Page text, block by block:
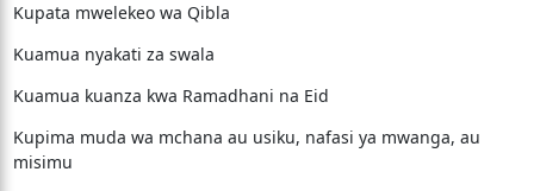
Kupata mwelekeo wa Qibla
Kuamua nyakati za swala
Kuamua kuanza kwa Ramadhani na Eid
Kupima muda wa mchana au usiku, nafasi ya mwanga, au
misimu